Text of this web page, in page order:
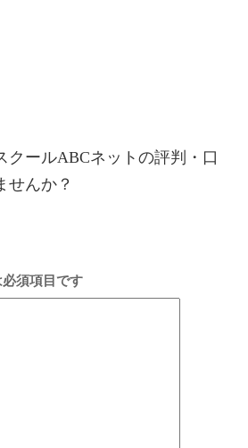
クールABCネットの評判・口
せんか？
須項目です